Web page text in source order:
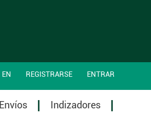
EN REGISTRARSE ENTRAR
Envíos Indizadores